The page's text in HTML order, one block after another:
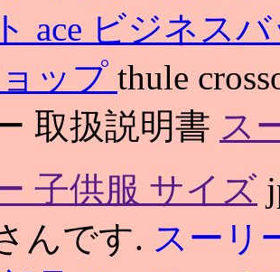
ace ビジネス
ップ thule
取扱説明書 ス
子供服 サイズ
んです. スーリ